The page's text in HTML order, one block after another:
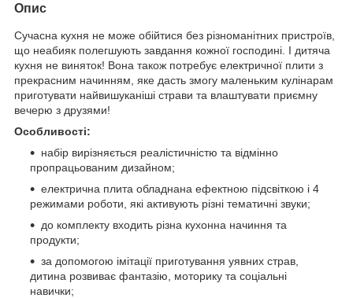
Опис
Сучасна кухня не може обійтися без різноманітних пристроїв,
що неабияк полегшують завдання кожної господині. І дитяча
кухня не виняток! Вона також потребує електричної плити з
прекрасним начинням, яке дасть змогу маленьким кулінарам
приготувати найвишуканіші страви та влаштувати приємну
вечерю з друзями!
Особливості:
набір вирізняється реалістичністю та відмінно
пропрацьованим дизайном;
електрична плита обладнана ефектною підсвіткою і 4
режимами роботи, які активують різні тематичні звуки;
до комплекту входить різна кухонна начиння та
продукти;
за допомогою імітації приготування уявних страв,
дитина розвиває фантазію, моторику та соціальні
навички;